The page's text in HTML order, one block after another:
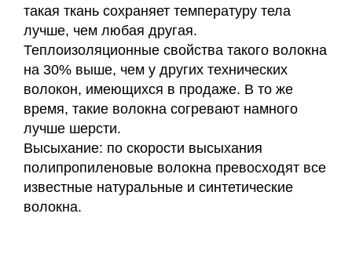
такая ткань сохраняет температуру тела
лучше, чем любая другая.
Теплоизоляционные свойства такого волокна
на 30% выше, чем у других технических
волокон, имеющихся в продаже. В то же
время, такие волокна согревают намного
лучше шерсти.
Высыхание: по скорости высыхания
полипропиленовые волокна превосходят все
известные натуральные и синтетические
волокна.